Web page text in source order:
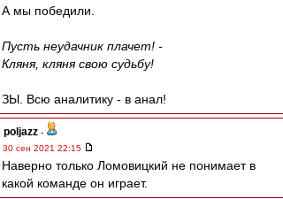
А мы победили.
Пусть неудачник плачет! -
Кляня, кляня свою судьбу!
ЗЫ. Всю аналитику - в анал!
poljazz -
30 сен 2021 22:15
Наверно только Ломовицкий не понимает в
какой команде он играет.